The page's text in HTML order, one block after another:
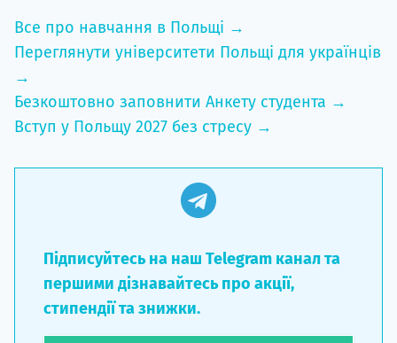
Все про навчання в Польщі →
Переглянути університети Польщі для українців
→
Безкоштовно заповнити Анкету студента →
Вступ у Польщу 2027 без стресу →
Підписуйтесь на наш Telegram канал та
першими дізнавайтесь про акції,
стипендії та знижки.